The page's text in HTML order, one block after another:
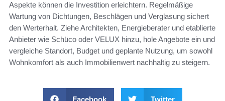
Aspekte können die Investition erleichtern. Regelmäßige
Wartung von Dichtungen, Beschlägen und Verglasung sichert
den Werterhalt. Ziehe Architekten, Energieberater und etablierte
Anbieter wie Schüco oder VELUX hinzu, hole Angebote ein und
vergleiche Standort, Budget und geplante Nutzung, um sowohl
Wohnkomfort als auch Immobilienwert nachhaltig zu steigern.
Facebook Twitter